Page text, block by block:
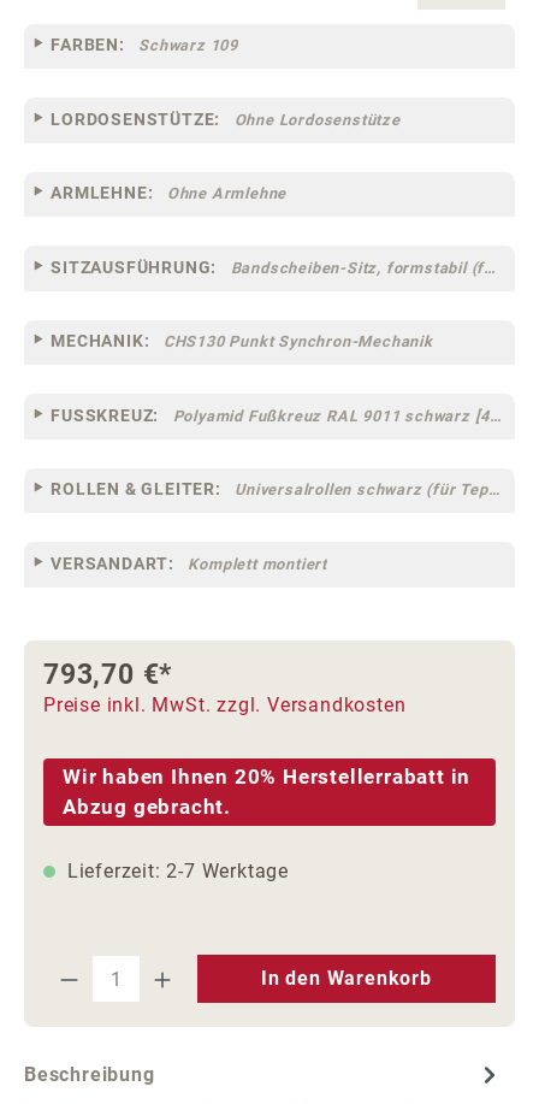
FARBEN: Schwarz 109
LORDOSENSTÜTZE: Ohne Lordosenstütze
ARMLEHNE: Ohne Armlehne
SITZAUSFÜHRUNG: Bandscheiben-Sitz, formstabil (fest) [94]
MECHANIK: CHS130 Punkt Synchron-Mechanik
FUSSKREUZ: Polyamid Fußkreuz RAL 9011 schwarz [46]
ROLLEN & GLEITER: Universalrollen schwarz (für Teppich- und Hartböden geeignet) [13-41]
VERSANDART: Komplett montiert
793,70 €*
Preise inkl. MwSt. zzgl. Versandkosten
Wir haben Ihnen 20% Herstellerrabatt in
Abzug gebracht.
Lieferzeit: 2-7 Werktage
Produkt Anzahl: Gib den
In den Warenkorb
Beschreibung